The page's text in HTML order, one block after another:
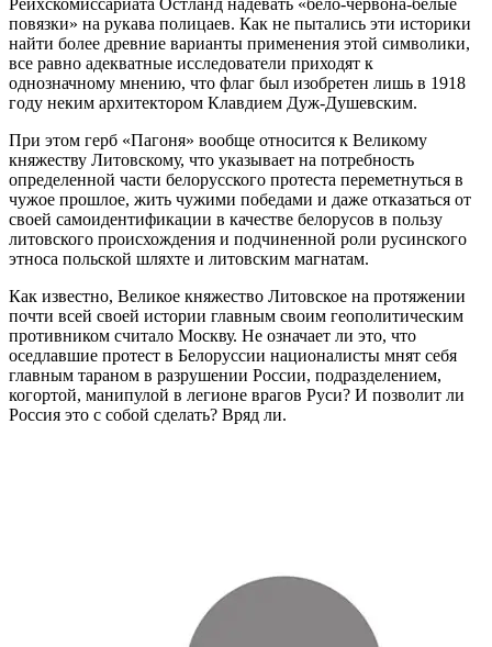
повязки» на рукава полицаев. Как не пытались эти историки
найти более древние варианты применения этой символики,
все равно адекватные исследователи приходят к
однозначному мнению, что флаг был изобретен лишь в 1918
году неким архитектором Клавдием Дуж-Душевским.
При этом герб «Пагоня» вообще относится к Великому
княжеству Литовскому, что указывает на потребность
определенной части белорусского протеста переметнуться в
чужое прошлое, жить чужими победами и даже отказаться от
своей самоидентификации в качестве белорусов в пользу
литовского происхождения и подчиненной роли русинского
этноса польской шляхте и литовским магнатам.
Как известно, Великое княжество Литовское на протяжении
почти всей своей истории главным своим геополитическим
противником считало Москву. Не означает ли это, что
оседлавшие протест в Белоруссии националисты мнят себя
главным тараном в разрушении России, подразделением,
когортой, манипулой в легионе врагов Руси? И позволит ли
Россия это с собой сделать? Вряд ли.